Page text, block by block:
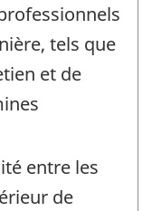
tels que
et de
entre les
de